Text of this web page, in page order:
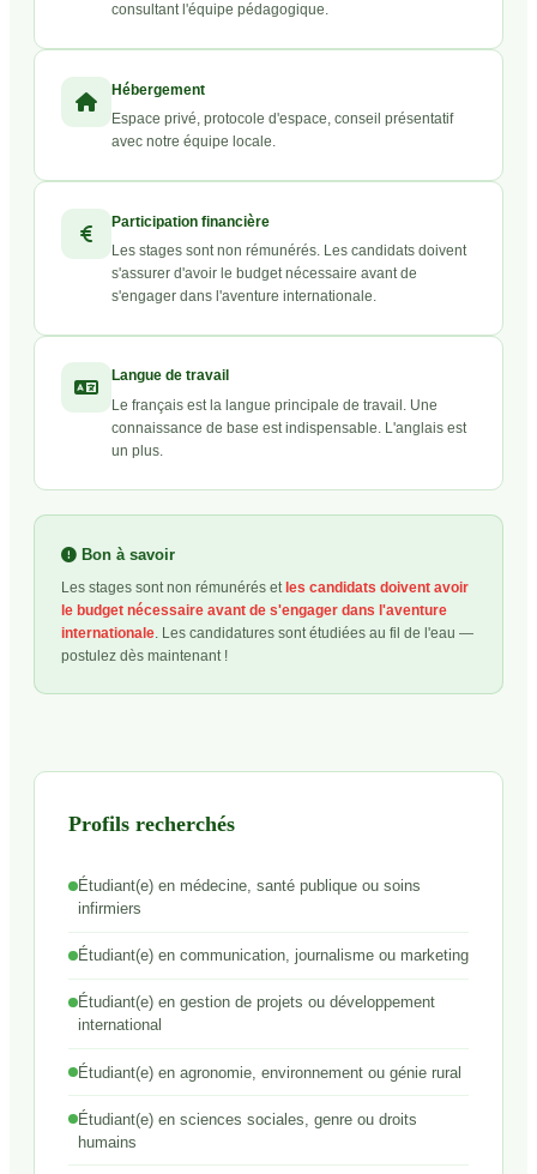
consultant l'équipe pédagogique.
Hébergement
Espace privé, protocole d'espace, conseil présentatif
avec notre équipe locale.
Participation financière
Les stages sont non rémunérés. Les candidats doivent
s'assurer d'avoir le budget nécessaire avant de
s'engager dans l'aventure internationale.
Langue de travail
Le français est la langue principale de travail. Une
connaissance de base est indispensable. L'anglais est
un plus.
Bon à savoir
Les stages sont non rémunérés etles candidats doivent avoir
le budget nécessaire avant de s'engager dans l'aventure
internationale. Les candidatures sont étudiées au fil de l'eau —
postulez dès maintenant !
Profils recherchés
Étudiant(e) en médecine, santé publique ou soins
infirmiers
Étudiant(e) en communication, journalisme ou marketing
Étudiant(e) en gestion de projets ou développement
international
Étudiant(e) en agronomie, environnement ou génie rural
Étudiant(e) en sciences sociales, genre ou droits
humains